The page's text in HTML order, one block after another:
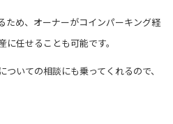
ため、オーナーがコインパーキング経
任せることも可能です。
いての相談にも乗ってくれるので、